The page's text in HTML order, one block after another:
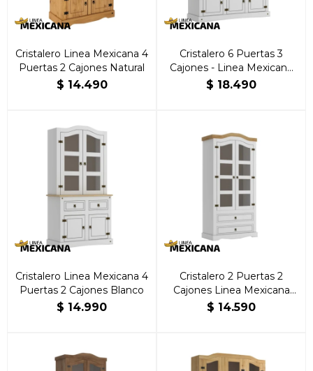
Cristalero Linea Mexicana 4
Puertas 2 Cajones Natural
$ 14.490
Cristalero 6 Puertas 3
Cajones - Linea Mexicana
Blanco
$ 18.490
Cristalero Linea Mexicana 4
Puertas 2 Cajones Blanco
$ 14.990
Cristalero 2 Puertas 2
Cajones Linea Mexicana
Blanco
$ 14.590